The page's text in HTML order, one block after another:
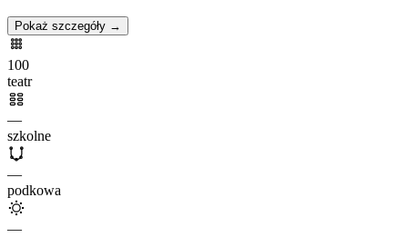
Pokaż szczegóły →
100
teatr
—
szkolne
—
podkowa
—